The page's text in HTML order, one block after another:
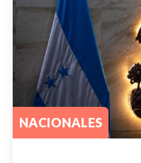
NACIONALES